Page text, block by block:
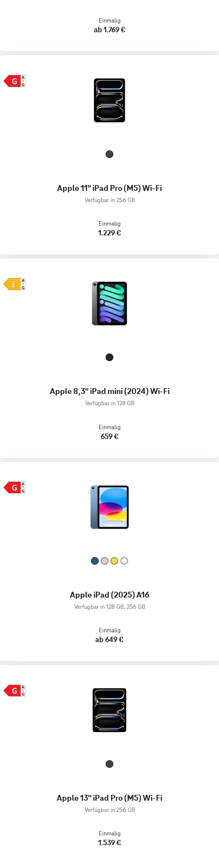
Einmalig
ab 1.769 €
Apple 11" iPad Pro (M5) Wi-Fi
Verfügbar in 256 GB
Einmalig
1.229 €
Apple 8,3" iPad mini (2024) Wi-Fi
Verfügbar in 128 GB
Einmalig
659 €
Apple iPad (2025) A16
Verfügbar in 128 GB, 256 GB
Einmalig
ab 649 €
Apple 13" iPad Pro (M5) Wi-Fi
Verfügbar in 256 GB
Einmalig
1.539 €